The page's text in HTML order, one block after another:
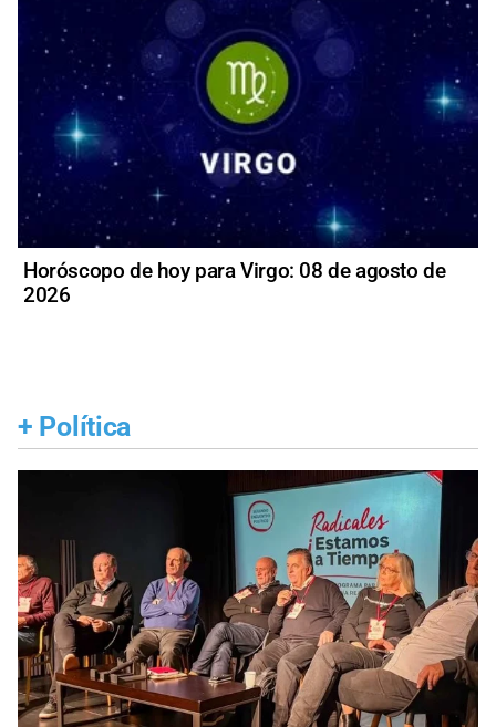
Horóscopo de hoy para Virgo: 08 de agosto de
2026
+ Política